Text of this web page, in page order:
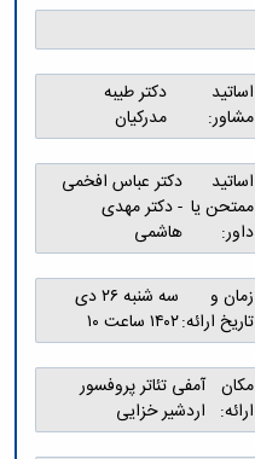
اساتید
مشاور:
دکتر طیبه
مدرکیان
اساتید
ممتحن یا
داور:
دکتر عباس افخمی
- دکتر مهدی
هاشمی
زمان و
تاریخ ارائه:
سه شنبه ۲۶ دی
۱۴۰۲ ساعت ۱۰
مکان
ارائه:
آمفی تئاتر پروفسور
اردشیر خزایی